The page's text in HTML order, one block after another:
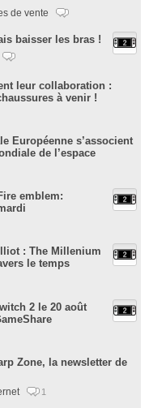
de vente
baisser les bras !
leur collaboration :
à venir !
Européenne s’associent
de l’espace
emblem:
: The Millenium
le temps
2 le 20 août
Zone, la newsletter de
1